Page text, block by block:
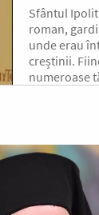
Sfântul
roman,
unde erau
creștinii.
numeroase
Sfântul
Mucenic